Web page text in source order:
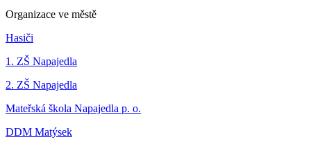
Organizace ve městě
Hasiči
1. ZŠ Napajedla
2. ZŠ Napajedla
Mateřská škola Napajedla p. o.
DDM Matýsek